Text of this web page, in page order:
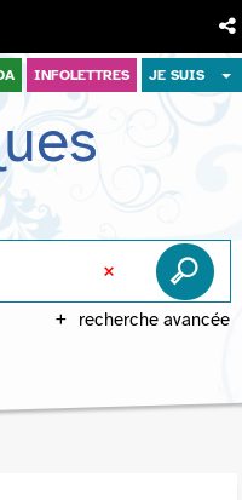
INFOLETTRES JE SUIS
recherche avancée